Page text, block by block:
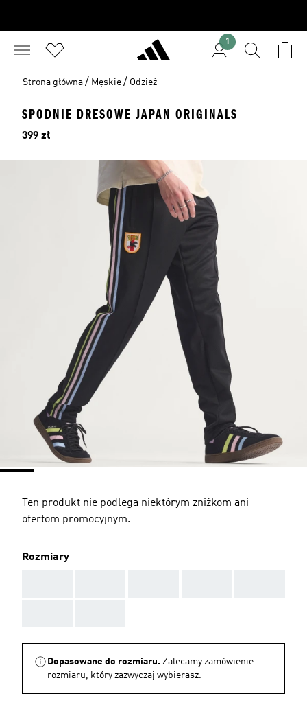
1
Strona główna / Męskie / Odzież
SPODNIE DRESOWE JAPAN ORIGINALS
Cena
399 zł
Ten produkt nie podlega niektórym zniżkom ani
ofertom promocyjnym.
Rozmiary
Dopasowane do rozmiaru. Zalecamy zamówienie
rozmiaru, który zazwyczaj wybierasz.